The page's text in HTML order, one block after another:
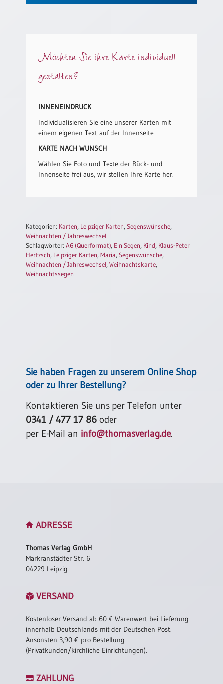
Urkunden
Abendmahlszulassung
Urkunden
Poster
Einzelposter
Sortimente
Bücher
Möchten Sie ihre Karte individuell
gestalten?
INNENEINDRUCK
Individualisieren Sie eine unserer Karten mit
einem eigenen Text auf der Innenseite
KARTE NACH WUNSCH
Wählen Sie Foto und Texte der Rück- und
Innenseite frei aus, wir stellen Ihre Karte her.
Kategorien: Karten, Leipziger Karten, Segenswünsche,
Weihnachten / Jahreswechsel
Schlagwörter:A6 (Querformat), Ein Segen, Kind, Klaus-Peter
Hertzsch, Leipziger Karten,Maria, Segenswünsche,
Weihnachten / Jahreswechsel,Weihnachtskarte,
Weihnachtssegen
Sie haben Fragen zu unserem Online Shop
oder zu Ihrer Bestellung?
Kontaktieren Sie uns per Telefon unter
0341 / 477 17 86 oder
per E-Mail an info@thomasverlag.de.
ADRESSE
Thomas Verlag GmbH
Markranstädter Str. 6
04229 Leipzig
VERSAND
Kostenloser Versand ab 60 € Warenwert bei Lieferung
innerhalb Deutschlands mit der Deutschen Post.
Ansonsten 3,90 € pro Bestellung
(Privatkunden/kirchliche Einrichtungen).
ZAHLUNG